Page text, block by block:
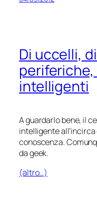
Di uccelli,
intelligenti
A guardarlo bene, il
intelligente
conoscenza.
da geek.
(altro…)